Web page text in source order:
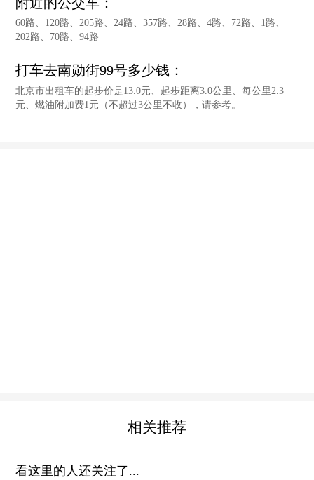
附近的公交车：
60路、120路、205路、24路、357路、28路、4路、72路、1路、
202路、70路、94路
打车去南勋街99号多少钱：
北京市出租车的起步价是13.0元、起步距离3.0公里、每公里2.3
元、燃油附加费1元（不超过3公里不收），请参考。
相关推荐
看这里的人还关注了...